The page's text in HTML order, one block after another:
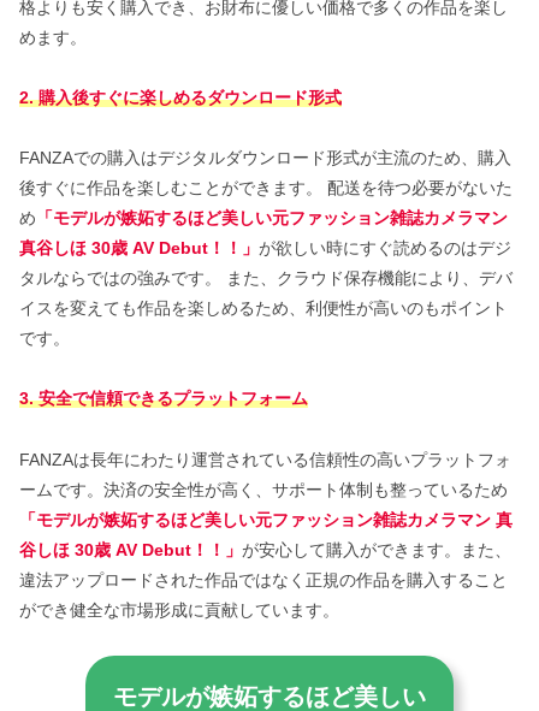
格よりも安く購入でき、お財布に優しい価格で多くの作品を楽し
めます。
2. 購入後すぐに楽しめるダウンロード形式
FANZAでの購入はデジタルダウンロード形式が主流のため、購入
後すぐに作品を楽しむことができます。 配送を待つ必要がないた
め 「モデルが嫉妬するほど美しい元ファッション雑誌カメラマン
真谷しほ 30歳 AV Debut！！」 が欲しい時にすぐ読めるのはデジ
タルならではの強みです。 また、クラウド保存機能により、デバ
イスを変えても作品を楽しめるため、利便性が高いのもポイント
です。
3. 安全で信頼できるプラットフォーム
FANZAは長年にわたり運営されている信頼性の高いプラットフォ
ームです。決済の安全性が高く、サポート体制も整っているため
「モデルが嫉妬するほど美しい元ファッション雑誌カメラマン 真
谷しほ 30歳 AV Debut！！」 が安心して購入ができます。また、
違法アップロードされた作品ではなく正規の作品を購入すること
ができ健全な市場形成に貢献しています。
モデルが嫉妬するほど美しい